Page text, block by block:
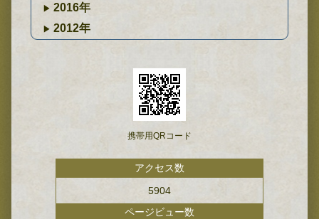
2016年
2012年
携帯用QRコード
アクセス数
5904
ページビュー数